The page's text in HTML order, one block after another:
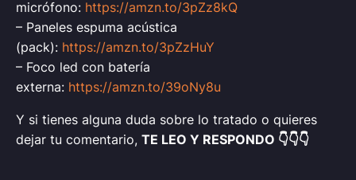
micrófono: https://amzn.to/3pZz8kQ
– Paneles espuma acústica
(pack): https://amzn.to/3pZzHuY
– Foco led con batería
externa: https://amzn.to/39oNy8u
Y si tienes alguna duda sobre lo tratado o quieres
dejar tu comentario, TE LEO Y RESPONDO 👇👇👇